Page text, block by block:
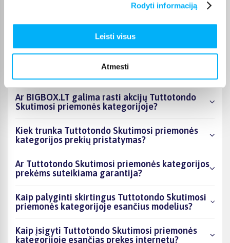
Rodyti informaciją
Leisti visus
Atmesti
Kokie Tuttotondo Skutimosi priemonės
Kiek prekių yra Tuttotondo Skutimosi
priemonės kategorijos asortimente ir kokia
Ar BIGBOX.LT galima rasti akcijų Tuttotondo
Skutimosi priemonės kategorijoje?
Kiek trunka Tuttotondo Skutimosi priemonės
kategorijos prekių pristatymas?
Ar Tuttotondo Skutimosi priemonės kategorijos
prekėms suteikiama garantija?
Kaip palyginti skirtingus Tuttotondo Skutimosi
priemonės kategorijoje esančius modelius?
Kaip įsigyti Tuttotondo Skutimosi priemonės
kategorijoje esančias prekes internetu?